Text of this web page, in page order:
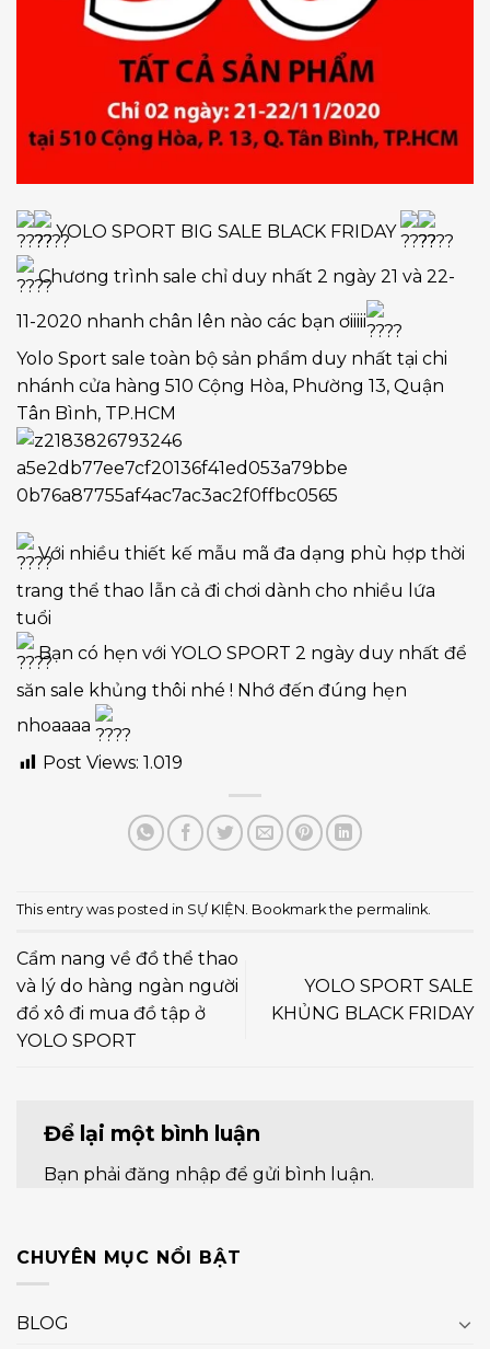
YOLO SPORT BIG SALE BLACK FRIDAY
Chương trình sale chỉ duy nhất 2 ngày 21 và 22-
11-2020 nhanh chân lên nào các bạn ơiiiii
Yolo Sport sale toàn bộ sản phẩm duy nhất tại chi
nhánh cửa hàng 510 Cộng Hòa, Phường 13, Quận
Tân Bình, TP.HCM
Với nhiều thiết kế mẫu mã đa dạng phù hợp thời
trang thể thao lẫn cả đi chơi dành cho nhiều lứa
tuổi
Bạn có hẹn với YOLO SPORT 2 ngày duy nhất để
săn sale khủng thôi nhé ! Nhớ đến đúng hẹn
nhoaaaa
Post Views: 1.019
This entry was posted in SỰ KIỆN. Bookmark the permalink.
Cẩm nang về đồ thể thao
và lý do hàng ngàn người
đổ xô đi mua đồ tập ở
YOLO SPORT
YOLO SPORT SALE
KHỦNG BLACK FRIDAY
Để lại một bình luận
Bạn phải đăng nhập để gửi bình luận.
CHUYÊN MỤC NỔI BẬT
BLOG